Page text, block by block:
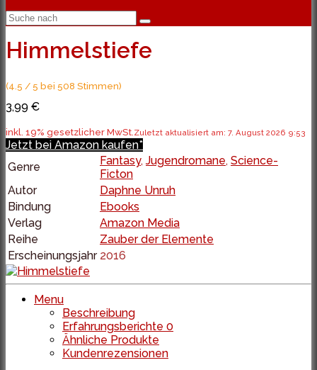
Himmelstiefe
(4.5 / 5 bei 508 Stimmen)
3,99 €
inkl. 19% gesetzlicher MwSt. Zuletzt aktualisiert am: 7. August 2026 9:53
Jetzt bei Amazon kaufen*
Genre
Fantasy, Jugendromane, Science-
Ficton
Autor
Daphne Unruh
Bindung
Ebooks
Verlag
Amazon Media
Reihe
Zauber der Elemente
Erscheinungsjahr 2016
Menu
Beschreibung
Erfahrungsberichte 0
Ähnliche Produkte
Kundenrezensionen